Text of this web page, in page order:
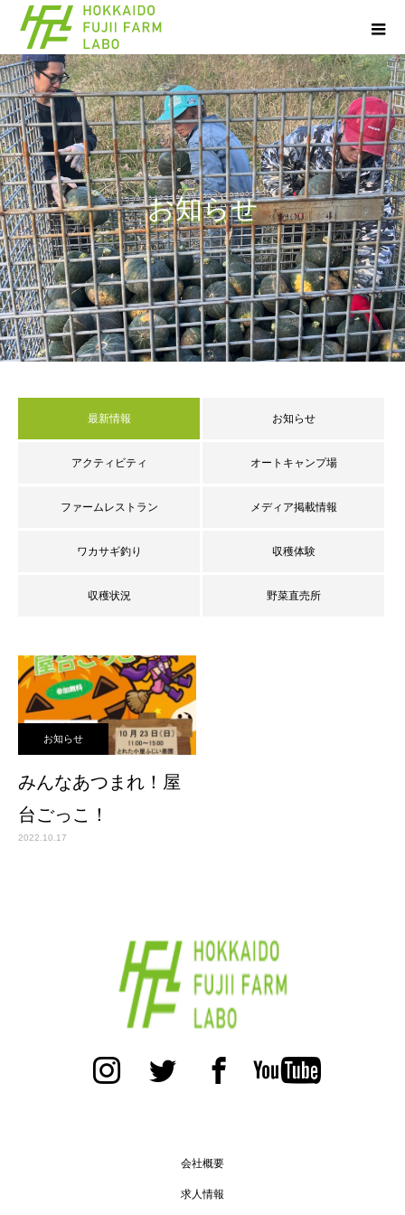
お知らせ
最新情報 お知らせ
アクティビティ オートキャンプ場
ファームレストラン メディア掲載情報
ワカサギ釣り 収穫体験
収穫状況 野菜直売所
お知らせ
みんなあつまれ！屋
台ごっこ！
2022.10.17
会社概要
求人情報